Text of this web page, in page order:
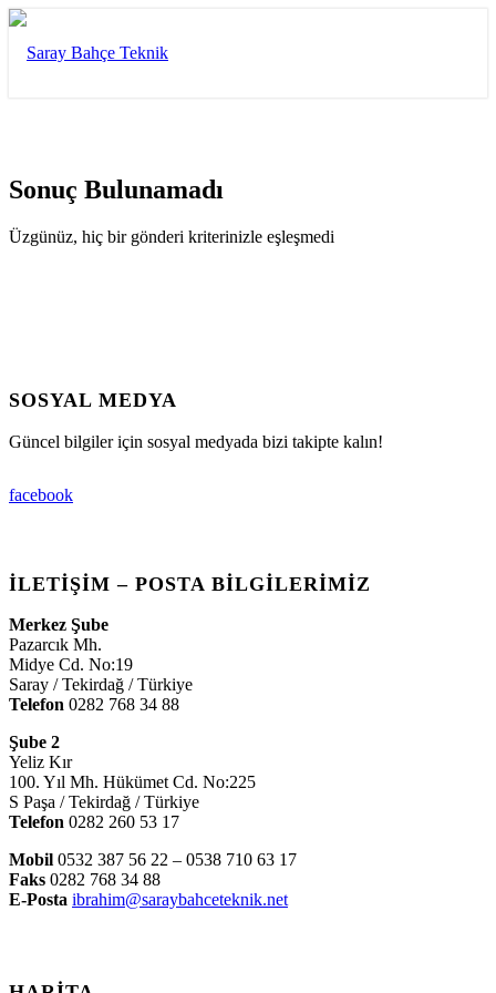
Sonuç Bulunamadı
Üzgünüz, hiç bir gönderi kriterinizle eşleşmedi
SOSYAL MEDYA
Güncel bilgiler için sosyal medyada bizi takipte kalın!
facebook
İLETIŞIM – POSTA BILGILERIMIZ
Merkez Şube
Pazarcık Mh.
Midye Cd. No:19
Saray / Tekirdağ / Türkiye
Telefon 0282 768 34 88
Şube 2
Yeliz Kır
100. Yıl Mh. Hükümet Cd. No:225
S Paşa / Tekirdağ / Türkiye
Telefon 0282 260 53 17
Mobil 0532 387 56 22 – 0538 710 63 17
Faks 0282 768 34 88
E-Posta ibrahim@saraybahceteknik.net